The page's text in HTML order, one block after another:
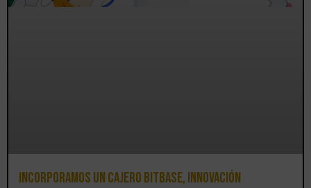
Incorporamos un cajero BitBase, innovación